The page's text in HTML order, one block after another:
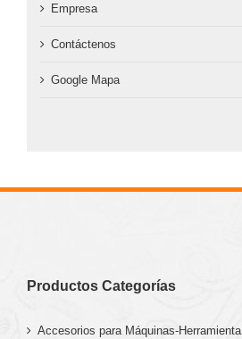
Empresa
Contáctenos
Google Mapa
Productos Categorías
Accesorios para Máquinas-Herramienta